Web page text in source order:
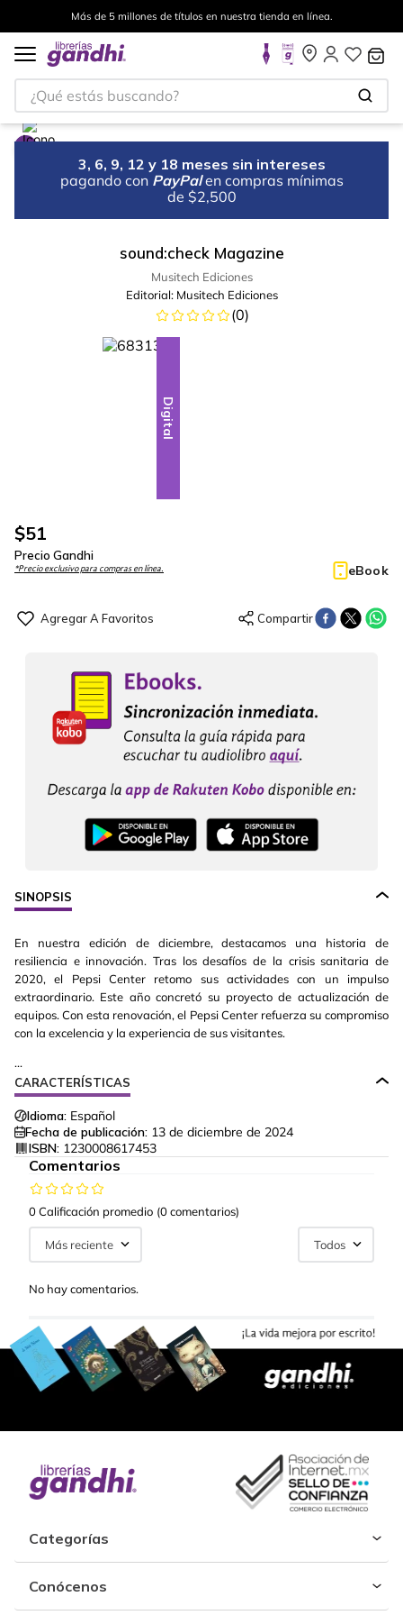
Más de 5 millones de títulos en nuestra tienda en línea.
¿Qué estás buscando?
3, 6, 9, 12 y 18 meses sin intereses
pagando con PayPal en compras mínimas
de $2,500
sound:check Magazine
Musitech Ediciones
Editorial: Musitech Ediciones
(0)
Digital
$51
Precio Gandhi
*Precio exclusivo para compras en línea. eBook
SINOPSIS
En nuestra edición de diciembre, destacamos una historia de
resiliencia e innovación. Tras los desafíos de la crisis sanitaria de
2020, el Pepsi Center retomo sus actividades con un impulso
extraordinario. Este año concretó su proyecto de actualización de
equipos. Con esta renovación, el Pepsi Center refuerza su compromiso
con la excelencia y la experiencia de sus visitantes.
...
CARACTERÍSTICAS
Idioma: Español
Fecha de publicación: 13 de diciembre de 2024
ISBN: 1230008617453
Comentarios
0 Calificación promedio (0 comentarios)
Más reciente Todos
No hay comentarios.
Categorías
Conócenos